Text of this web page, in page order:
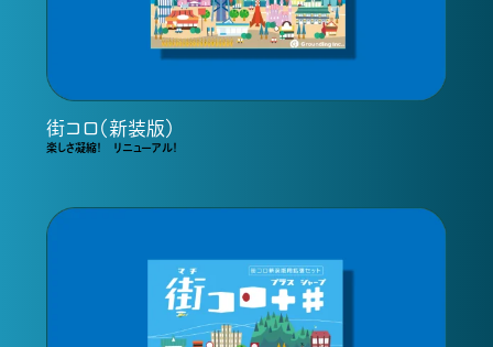
街コロ（新装版）
楽しさ凝縮！ リニューアル！